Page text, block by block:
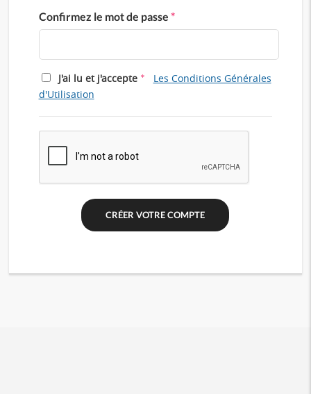
Confirmez le mot de passe *
J'ai lu et j'accepte *
Les Conditions Générales
d'Utilisation